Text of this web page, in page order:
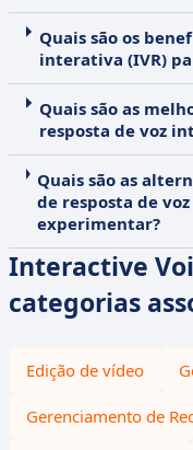
Quais são os
interativa (IVR)
Quais são as
resposta de voz
Quais são as
de resposta de
experimentar?
Interactive
categorias
Edição de vídeo
Gerenciamento de